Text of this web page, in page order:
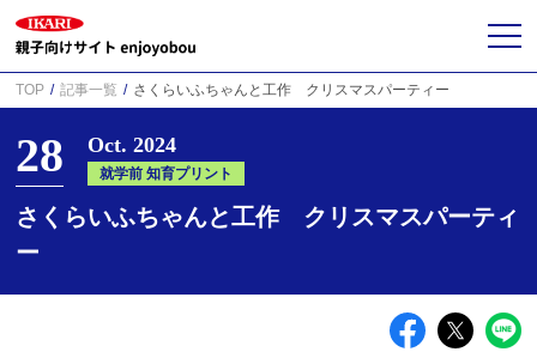
TOP 記事一覧 さくらいふちゃんと工作 クリスマスパーティー
28 Oct. 2024
就学前 知育プリント
さくらいふちゃんと工作 クリスマスパーティ
ー